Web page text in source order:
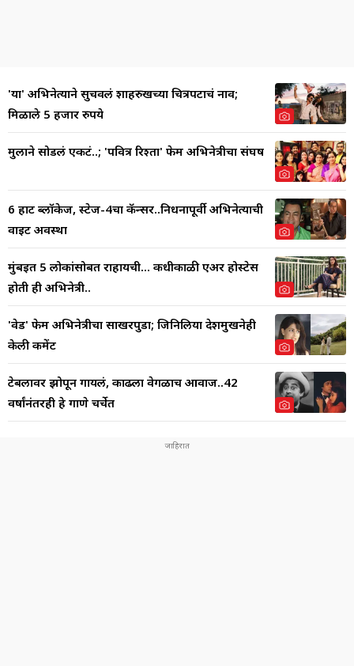
'या' अभिनेत्याने सुचवलं शाहरुखच्या चित्रपटाचं नाव;
मिळाले 5 हजार रुपये
मुलाने सोडलं एकटं..; 'पवित्र रिश्ता' फेम अभिनेत्रीचा संघर्ष
6 हार्ट ब्लॉकेज, स्टेज-4चा कॅन्सर..निधनापूर्वी अभिनेत्याची
वाईट अवस्था
मुंबईत 5 लोकांसोबत राहायची... कधीकाळी एअर होस्टेस
होती ही अभिनेत्री..
'वेड' फेम अभिनेत्रीचा साखरपुडा; जिनिलिया देशमुखनेही
केली कमेंट
टेबलावर झोपून गायलं, काढला वेगळाच आवाज..42
वर्षांनंतरही हे गाणे चर्चेत